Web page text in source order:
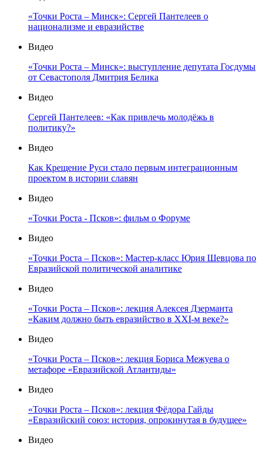
«Точки Роста – Минск»: Сергей Пантелеев о
национализме и евразийстве
Видео
«Точки Роста – Минск»: выступление депутата Госдумы
от Севастополя Дмитрия Белика
Видео
Сергей Пантелеев: «Как привлечь молодёжь в
политику?»
Видео
Как Крещение Руси стало первым интеграционным
проектом в истории славян
Видео
«Точки Роста - Псков»: фильм о Форуме
Видео
«Точки Роста – Псков»: Мастер-класс Юрия Шевцова по
Евразийской политической аналитике
Видео
«Точки Роста – Псков»: лекция Алексея Дзерманта
«Каким должно быть евразийство в XXI-м веке?»
Видео
«Точки Роста – Псков»: лекция Бориса Межуева о
метафоре «Евразийской Атлантиды»
Видео
«Точки Роста – Псков»: лекция Фёдора Гайды
«Евразийский союз: история, опрокинутая в будущее»
Видео